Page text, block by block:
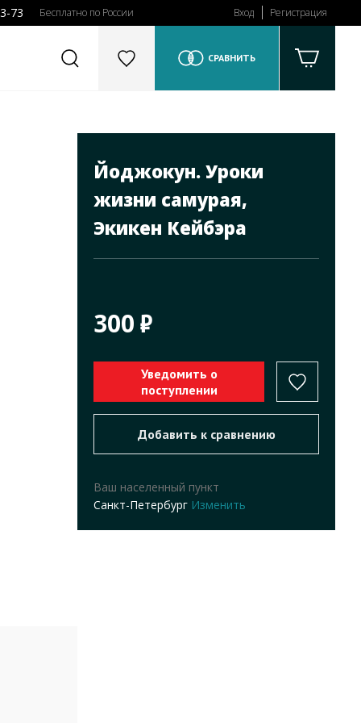
73 Бесплатно по России Вход Регистрация
СРАВНИТЬ
Йоджокун. Уроки
жизни самурая,
Экикен Кейбэра
300
Ваш населенный пункт
Санкт-Петербург Изменить